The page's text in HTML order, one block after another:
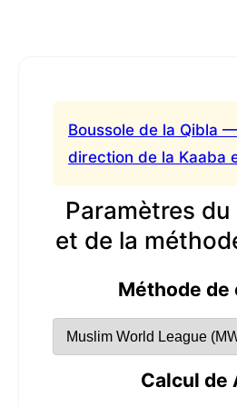
Boussole de la Qibla
direction de la Kaaba
Paramètres
et de la
Méthode de
Calcul de